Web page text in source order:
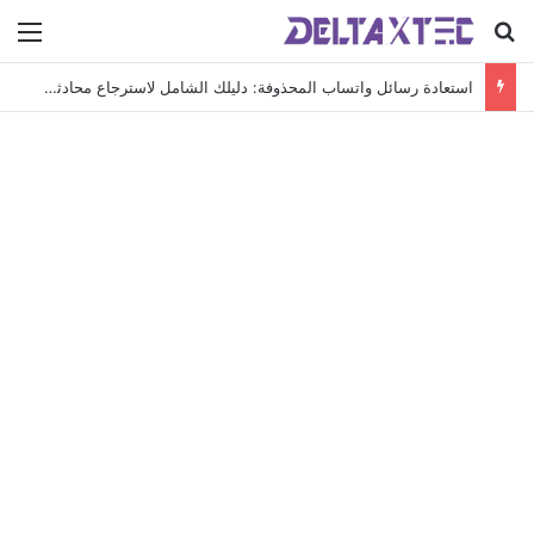
بحث عن
استعادة رسائل واتساب المحذوفة: دليلك الشامل لاسترجاع محادثاتك الهامة